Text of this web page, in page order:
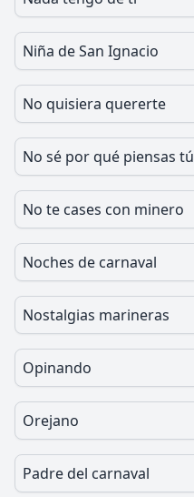
Niña de San Ignacio
No quisiera quererte
No sé por qué piensas tú
No te cases con minero
Noches de carnaval
Nostalgias marineras
Opinando
Orejano
Padre del carnaval